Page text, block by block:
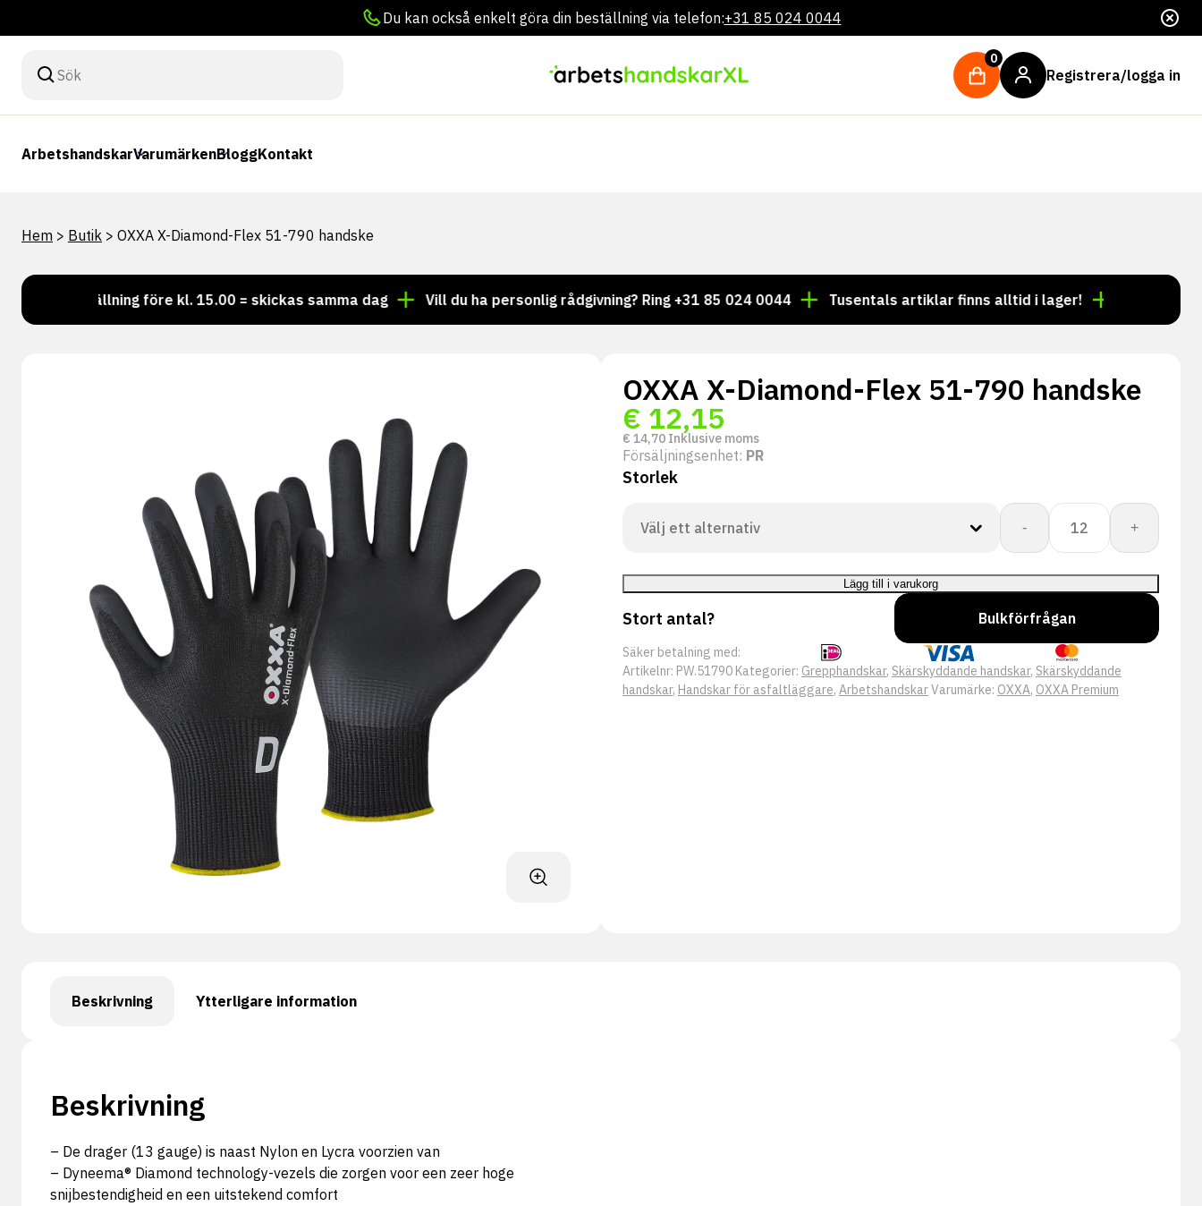
Du kan också enkelt göra din beställning via telefon:+31 85 024 0044
0
Registrera/logga in
ArbetshandskarVarumärkenBloggKontakt
Hem > Butik > OXXA X-Diamond-Flex 51-790 handske
Beställning före kl. 15.00 = skickas samma dag Vill du ha personlig rådgivning? Ring +31 85 024 0044 Tusentals artiklar finns alltid i lager! Beställning före kl.
OXXA X-Diamond-Flex 51-790 handske
€ 12,15
€ 14,70 Inklusive moms
Försäljningsenhet: PR
Storlek
-
OXXA
Diamond-
Flex
51-
790
handschoen
mängd
+
Lägg till i varukorg
Stort antal? Bulkförfrågan
Säker betalning med:
Artikelnr: PW.51790 Kategorier: Grepphandskar, Skärskyddande handskar, Skärskyddande
handskar, Handskar för asfaltläggare, ArbetshandskarVarumärke: OXXA, OXXA Premium
Beskrivning Ytterligare information
Beskrivning
– De drager (13 gauge) is naast Nylon en Lycra voorzien van
– Dyneema® Diamond technology-vezels die zorgen voor een zeer hoge
snijbestendigheid en een uitstekend comfort